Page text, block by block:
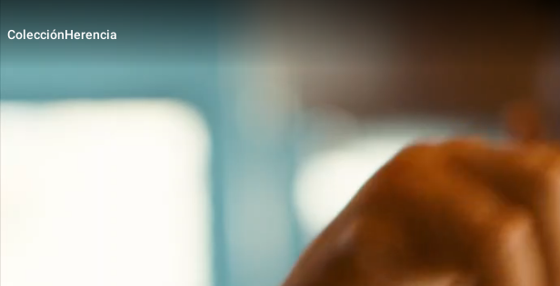
ColecciónHerencia